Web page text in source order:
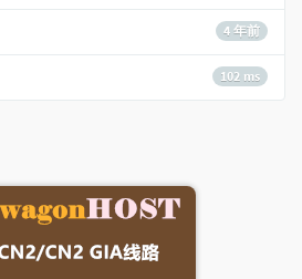
4 年前
102 ms